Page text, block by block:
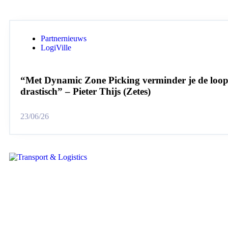
Partnernieuws
LogiVille
“Met Dynamic Zone Picking verminder je de
drastisch” – Pieter Thijs (Zetes)
23/06/26